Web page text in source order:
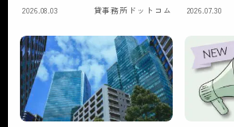
2026.08.03 貸事務所ドットコム 2026.07.30